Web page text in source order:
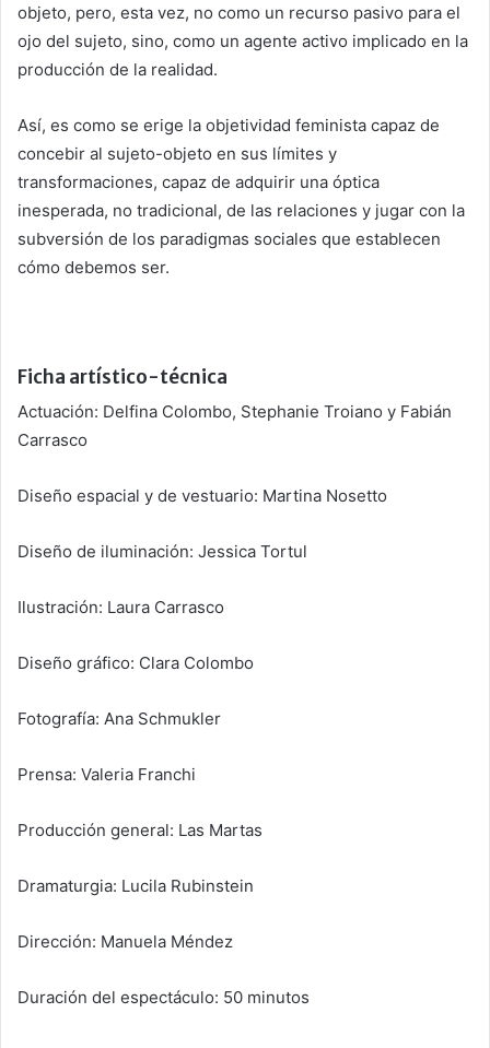
objeto, pero, esta vez, no como un recurso pasivo para el
ojo del sujeto, sino, como un agente activo implicado en la
producción de la realidad.
Así, es como se erige la objetividad feminista capaz de
concebir al sujeto-objeto en sus límites y
transformaciones, capaz de adquirir una óptica
inesperada, no tradicional, de las relaciones y jugar con la
subversión de los paradigmas sociales que establecen
cómo debemos ser.
Ficha artístico-técnica
Actuación: Delfina Colombo, Stephanie Troiano y Fabián
Carrasco
Diseño espacial y de vestuario: Martina Nosetto
Diseño de iluminación: Jessica Tortul
Ilustración: Laura Carrasco
Diseño gráfico: Clara Colombo
Fotografía: Ana Schmukler
Prensa: Valeria Franchi
Producción general: Las Martas
Dramaturgia: Lucila Rubinstein
Dirección: Manuela Méndez
Duración del espectáculo: 50 minutos